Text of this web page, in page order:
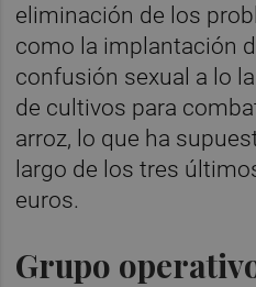
eliminación de los
como la implantación
confusión sexual a lo
de cultivos para
arroz, lo que ha
largo de los tres
euros.
Grupo